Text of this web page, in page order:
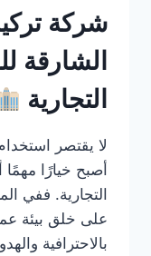
شركة
الشارقة
التجارية
لا يقتصر
أصبح خيارًا
التجارية. ففي
على خلق بيئة
بالاحترافية